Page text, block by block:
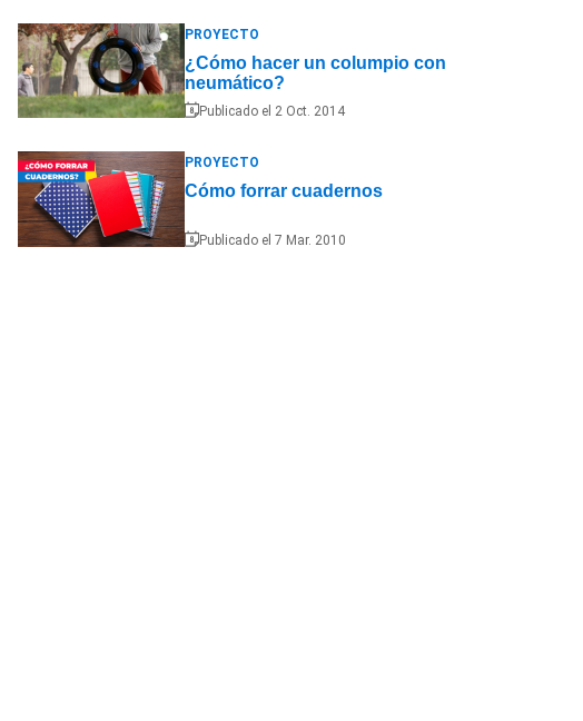
PROYECTO
¿Cómo hacer un columpio con
neumático?
Publicado el 2 Oct. 2014
PROYECTO
Cómo forrar cuadernos
Publicado el 7 Mar. 2010